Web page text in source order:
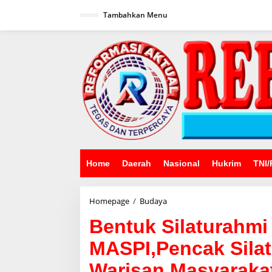
Tambahkan Menu
Home Daerah Nasional Hukrim TNI/
Homepage / BudayaBentuk
temu
Pendekar
Lewat
MASPI,Pencak
Silat
Bentuk
MASPI,Pencak